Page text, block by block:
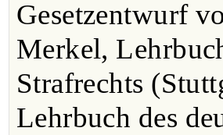
Gesetzentwurf
Merkel,
Strafrechts
Lehrbuch des